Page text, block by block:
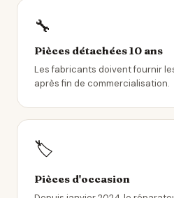
🔧
Pièces détachées 10 ans
Les fabricants doivent fournir
après fin de commercialisation.
🏷️
Pièces d'occasion